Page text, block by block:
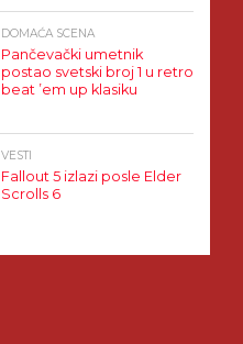
DOMAĆA SCENA
Pančevački umetnik
postao svetski broj 1 u retro
beat ’em up klasiku
VESTI
Fallout 5 izlazi posle Elder
Scrolls 6